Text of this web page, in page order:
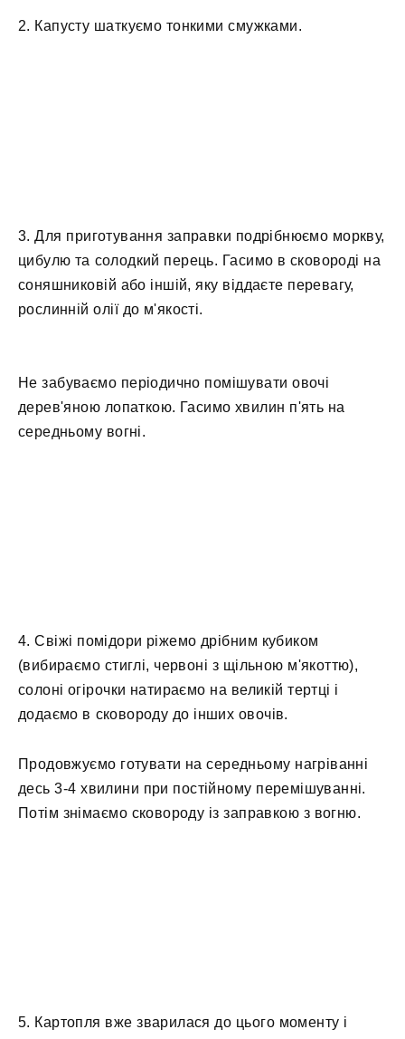
2. Капусту шаткуємо тонкими смужками.
3. Для приготування заправки подрібнюємо моркву,
цибулю та солодкий перець. Гасимо в сковороді на
соняшниковій або іншій, яку віддаєте перевагу,
рослинній олії до м'якості.
Не забуваємо періодично помішувати овочі
дерев'яною лопаткою. Гасимо хвилин п'ять на
середньому вогні.
4. Свіжі помідори ріжемо дрібним кубиком
(вибираємо стиглі, червоні з щільною м'якоттю),
солоні огірочки натираємо на великій тертці і
додаємо в сковороду до інших овочів.
Продовжуємо готувати на середньому нагріванні
десь 3-4 хвилини при постійному перемішуванні.
Потім знімаємо сковороду із заправкою з вогню.
5. Картопля вже зварилася до цього моменту і